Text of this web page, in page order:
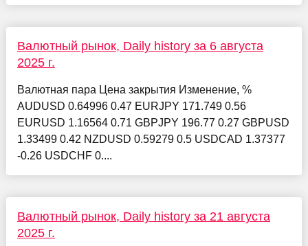
Валютный рынок, Daily history за 6 августа
2025 г.
Валютная пара Цена закрытия Изменение, %
AUDUSD 0.64996 0.47 EURJPY 171.749 0.56
EURUSD 1.16564 0.71 GBPJPY 196.77 0.27 GBPUSD
1.33499 0.42 NZDUSD 0.59279 0.5 USDCAD 1.37377
-0.26 USDCHF 0....
Валютный рынок, Daily history за 21 августа
2025 г.